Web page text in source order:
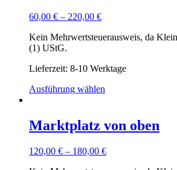
60,00 € – 220,00 €
Kein Mehrwertsteuerausweis, da
(1) UStG.
Lieferzeit: 8-10 Werktage
Ausführung wählen
Marktplatz von oben
120,00 € – 180,00 €